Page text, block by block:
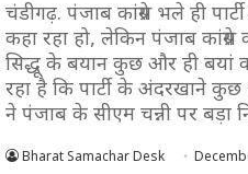
चंडीगढ़. पंजाब कांग्रेस भले ही
कहा रहा हो, लेकिन पंजाब
सिद्धू के बयान कुछ और ही बयां
रहा है कि पार्टी के अंदरखाने कुछ
ने पंजाब के सीएम चन्नी पर बड़ा
Bharat Samachar Desk